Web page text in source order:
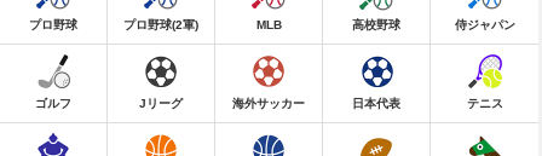
プロ野球 プロ野球(2軍) MLB 高校野球 侍ジャパン
ゴルフ Jリーグ 海外サッカー 日本代表 テニス